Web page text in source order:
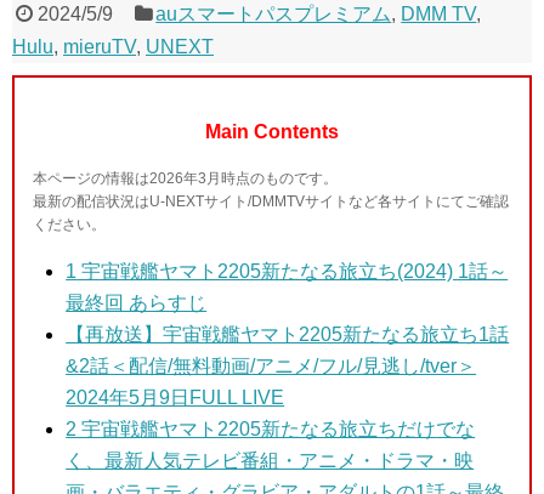
2024/5/9 auスマートパスプレミアム, DMM TV,
Hulu, mieruTV, UNEXT
Main Contents
本ページの情報は2026年3月時点のものです。
最新の配信状況はU-NEXTサイト/DMMTVサイトなど各サイトにてご確認
ください。
1 宇宙戦艦ヤマト2205新たなる旅立ち(2024) 1話～
最終回 あらすじ
【再放送】宇宙戦艦ヤマト2205新たなる旅立ち1話
&2話＜配信/無料動画/アニメ/フル/見逃し/tver＞
2024年5月9日FULL LIVE
2 宇宙戦艦ヤマト2205新たなる旅立ちだけでな
く、最新人気テレビ番組・アニメ・ドラマ・映